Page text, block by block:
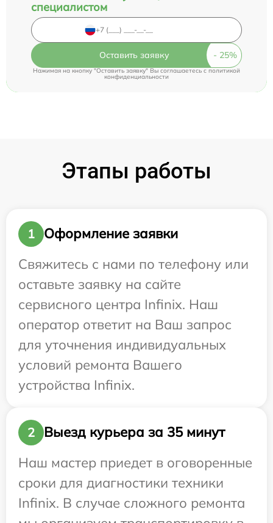
специалистом
Оставить заявку
Нажимая на кнопку "Оставить заявку" Вы соглашаетесь cполитикой
конфиденциальности
Этапы работы
1
Оформление заявки
Свяжитесь с нами по телефону или
оставьте заявку на сайте
сервисного центра Infinix. Наш
оператор ответит на Ваш запрос
для уточнения индивидуальных
условий ремонта Вашего
устройства Infinix.
2
Выезд курьера за 35 минут
Наш мастер приедет в оговоренные
сроки для диагностики техники
Infinix. В случае сложного ремонта